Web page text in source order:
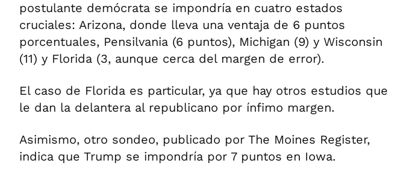
postulante demócrata se impondría en cuatro estados
cruciales: Arizona, donde lleva una ventaja de 6 puntos
porcentuales, Pensilvania (6 puntos), Michigan (9) y Wisconsin
(11) y Florida (3, aunque cerca del margen de error).
El caso de Florida es particular, ya que hay otros estudios que
le dan la delantera al republicano por ínfimo margen.
Asimismo, otro sondeo, publicado por The Moines Register,
indica que Trump se impondría por 7 puntos en Iowa.